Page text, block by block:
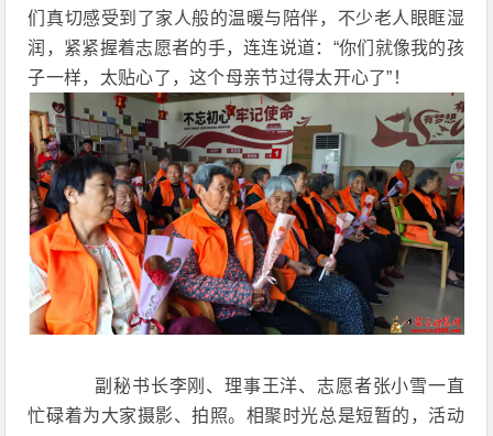
们真切感受到了家人般的温暖与陪伴，不少老人眼眶湿
润，紧紧握着志愿者的手，连连说道：“你们就像我的孩
子一样，太贴心了，这个母亲节过得太开心了”！
副秘书长李刚、理事王洋、志愿者张小雪一直
忙碌着为大家摄影、拍照。相聚时光总是短暂的，活动